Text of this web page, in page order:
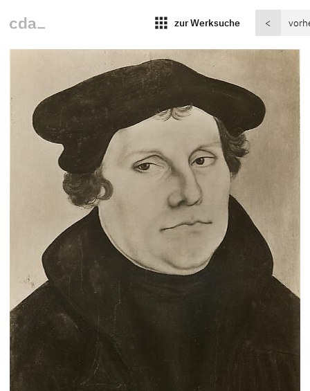
apps zur Werksuche <